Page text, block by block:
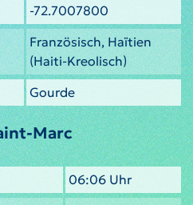
-72.7007800
Französisch, Haïtien
(Haiti-Kreolisch)
Gourde
Marc
06:06 Uhr